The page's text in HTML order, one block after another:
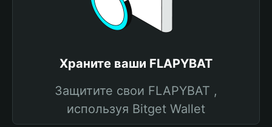
Храните ваши FLAPYBAT
Защитите свои FLAPYBAT ,
используя Bitget Wallet